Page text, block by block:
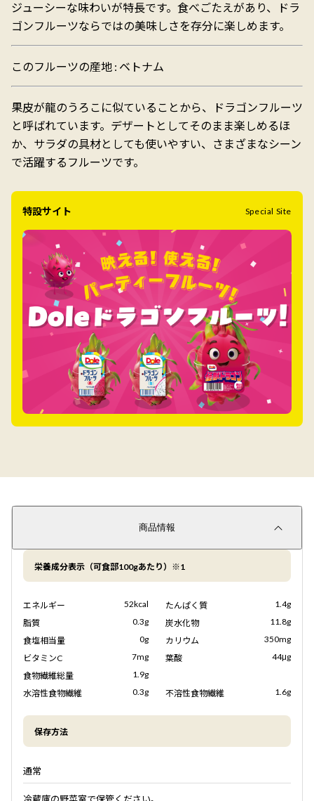
ジューシーな味わいが特長です。食べごたえがあり、ドラ
ゴンフルーツならではの美味しさを存分に楽しめます。
このフルーツの産地 : ベトナム
果皮が龍のうろこに似ていることから、ドラゴンフルーツ
と呼ばれています。デザートとしてそのまま楽しめるほ
か、サラダの具材としても使いやすい、さまざまなシーン
で活躍するフルーツです。
特設サイト Special Site
商品情報
栄養成分表示（可食部100gあたり）※1
エネルギー 52kcal たんぱく質
1.4g
脂質
0.3g 炭水化物
11.8g
食塩相当量
0g カリウム
350mg
ビタミンC
7mg 葉酸
44μg
食物繊維総量
1.9g
水溶性食物繊維
0.3g 不溶性食物繊維 1.6g
保存方法
通常